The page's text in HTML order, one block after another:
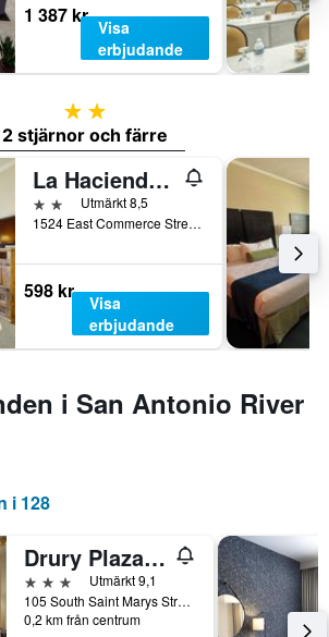
1 387 kr
Visa
erbjudande
2 stjärnor
2 stjärnor och färre
La Hacienda Inn
2 stjärnorUtmärkt 8,5
1524 East Commerce Street, San Antonio, TX, USA
598 kr
Visa
erbjudande
i San Antonio River
i 128
Drury Plaza Hotel San Antonio Riverwalk
3 stjärnorUtmärkt 9,1
105 South Saint Marys Street, San Antonio, TX, USA
0,2 km från centrum